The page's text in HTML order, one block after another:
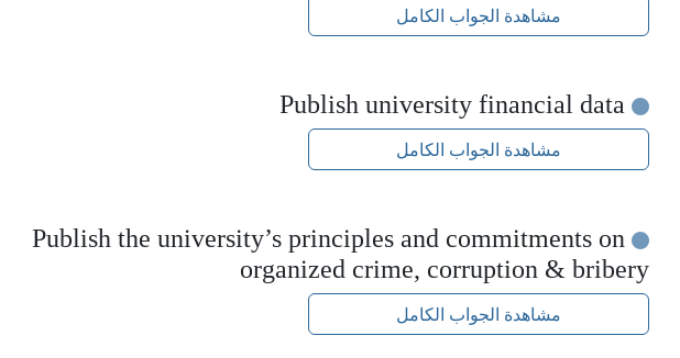
مشاهدة الجواب الكامل
مشاهدة الجواب الكامل
Publish the university’s principles and commitments on
organized crime, corruption & bribery
مشاهدة الجواب الكامل